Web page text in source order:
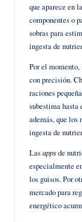
que aparece en
componentes o
sobras para
ingesta de
Por el
con precisión.
raciones
subestima hasta
además, que
ingesta de
Lasappsde
especialmente
los guisos. Por
mercado para
energético